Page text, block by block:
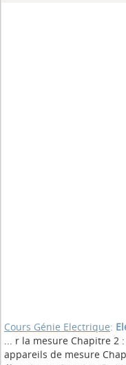
Cours Génie Electrique:
... r la mesure Chapitre 2
appareils de mesure